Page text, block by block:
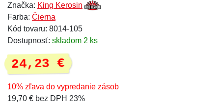
Značka: King Kerosin
Farba: Čierna
Kód tovaru: 8014-105
Dostupnosť: skladom 2 ks
24,23 €
10% zľava do vypredanie zásob
19,70 € bez DPH 23%